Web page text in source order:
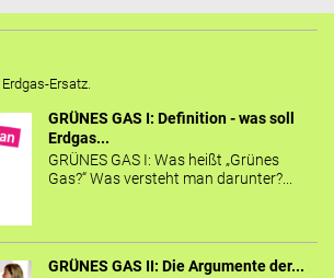
Ersatz.
GRÜNES GAS I: Definition - was soll
Erdgas...
GRÜNES GAS I: Was heißt „Grünes
Gas?“ Was versteht man darunter?...
GRÜNES GAS II: Die Argumente der...